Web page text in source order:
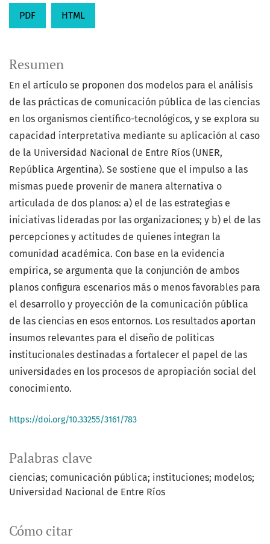
PDF HTML
Palabras clave
ciencias; comunicación pública; instituciones; modelos;
Universidad Nacional de Entre Ríos
Cómo citar
Resumen
En el artículo se proponen dos modelos para el análisis
de las prácticas de comunicación pública de las ciencias
en los organismos científico-tecnológicos, y se explora su
capacidad interpretativa mediante su aplicación al caso
de la Universidad Nacional de Entre Ríos (UNER,
República Argentina). Se sostiene que el impulso a las
mismas puede provenir de manera alternativa o
articulada de dos planos: a) el de las estrategias e
iniciativas lideradas por las organizaciones; y b) el de las
percepciones y actitudes de quienes integran la
comunidad académica. Con base en la evidencia
empírica, se argumenta que la conjunción de ambos
planos configura escenarios más o menos favorables para
el desarrollo y proyección de la comunicación pública
de las ciencias en esos entornos. Los resultados aportan
insumos relevantes para el diseño de políticas
institucionales destinadas a fortalecer el papel de las
universidades en los procesos de apropiación social del
conocimiento.
https://doi.org/10.33255/3161/783